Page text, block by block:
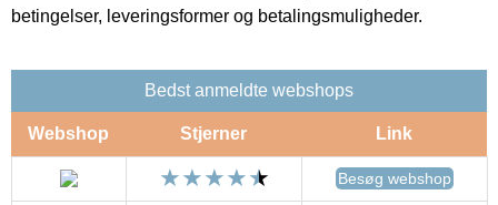
betingelser, leveringsformer og betalingsmuligheder.
Bedst anmeldte webshops
Webshop Stjerner Link
Besøg webshop